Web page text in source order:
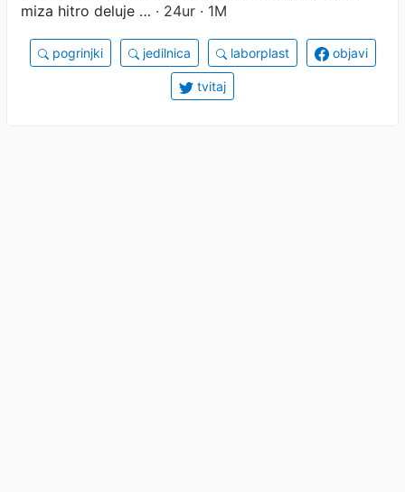
miza hitro deluje … · 24ur · 1M
pogrinjki jedilnica laborplast objavi
tvitaj